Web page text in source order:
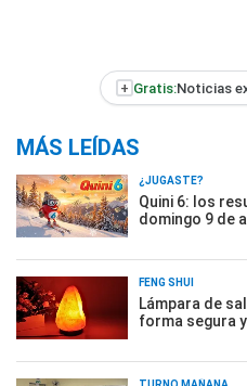
+ Gratis:Noticias
MÁS LEÍDAS
¿JUGASTE?
Quini 6: los
domingo 9 de
FENG SHUI
Lámpara de
forma segura